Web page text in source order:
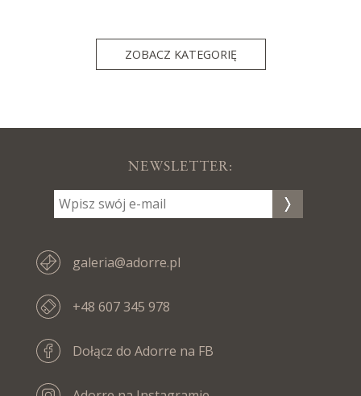
ZOBACZ KATEGORIĘ
NEWSLETTER:
galeria@adorre.pl
+48 607 345 978
Dołącz do Adorre na FB